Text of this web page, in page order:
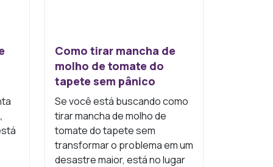
Como tirar mancha de
molho de tomate do
tapete sem pânico
Se você está buscando como
tirar mancha de molho de
tomate do tapete sem
transformar o problema em um
desastre maior, está no lugar